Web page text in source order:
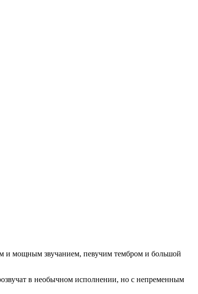
и мощным звучанием, певучим тембром и большой
в необычном исполнении, но с непременным